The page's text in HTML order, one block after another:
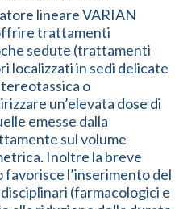
lineare VARIAN
trattamenti
sedute (trattamenti
localizzati in sedi delicate
o
un’elevata dose di
emesse dalla
sul volume
Inoltre la breve
l’inserimento del
(farmacologici e